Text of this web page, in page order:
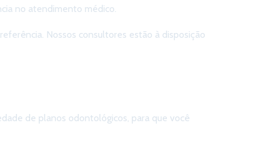
no atendimento médico.
Nossos consultores estão à disposição
de planos odontológicos, para que você